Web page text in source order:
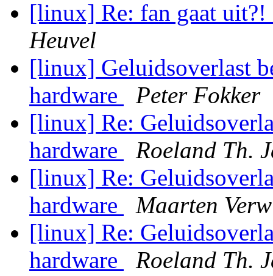
[linux] Re: fan gaat
Heuvel
[linux] Geluidsoverlast
hardware
Peter Fokker
[linux] Re:
hardware
Roeland Th.
[linux] Re:
hardware
Maarten
[linux] Re:
hardware
Roeland Th.